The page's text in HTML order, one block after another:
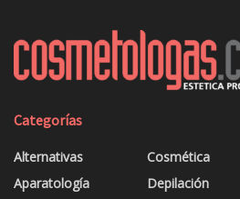
Categorías
Alternativas
Aparatología
Cosmética
Depilación